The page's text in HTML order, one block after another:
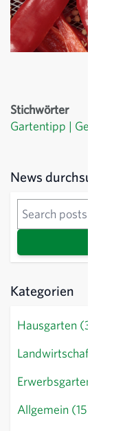
Sidebar
News durchsuchen
News durchsuchen
Kategorien
Hausgarten (34)
Landwirtschaft (7)
Erwerbsgarten (12)
Allgemein (15)
Stichwörter
Gartentipp
Gemüse